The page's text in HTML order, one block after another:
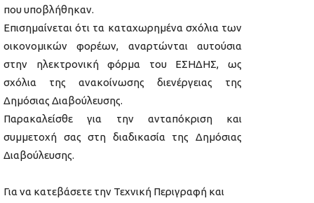
που υποβλήθηκαν.
Επισημαίνεται ότι τα καταχωρημένα σχόλια των
οικονομικών φορέων, αναρτώνται αυτούσια
στην ηλεκτρονική φόρμα του ΕΣΗΔΗΣ, ως
σχόλια της ανακοίνωσης διενέργειας της
Δημόσιας Διαβούλευσης.
Παρακαλείσθε για την ανταπόκριση και
συμμετοχή σας στη διαδικασία της Δημόσιας
Διαβούλευσης.
Για να κατεβάσετε την Τεχνική Περιγραφή και